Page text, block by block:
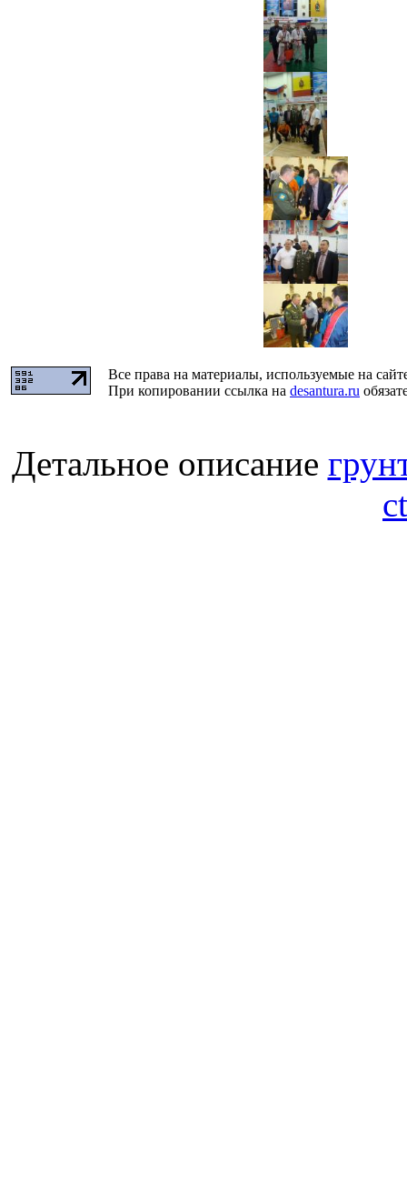
Все права на материалы, используемые на
При копировании ссылка на desantura.ru
Детальное описание